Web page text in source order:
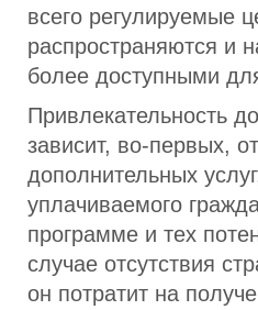
всего регулируемые
распространяются и
более доступными
Привлекательность
зависит, во-первых,
дополнительных
уплачиваемого
программе и тех
случае отсутствия
он потратит на